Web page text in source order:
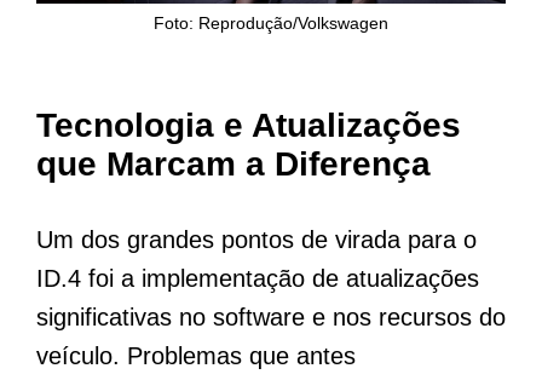
Foto: Reprodução/Volkswagen
Tecnologia e Atualizações
que Marcam a Diferença
Um dos grandes pontos de virada para o
ID.4 foi a implementação de atualizações
significativas no software e nos recursos do
veículo. Problemas que antes